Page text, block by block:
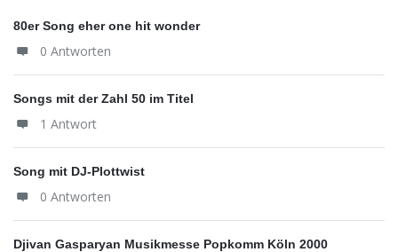
80er Song eher one hit wonder
0 Antworten
Songs mit der Zahl 50 im Titel
1 Antwort
Song mit DJ-Plottwist
0 Antworten
Djivan Gasparyan Musikmesse Popkomm Köln 2000